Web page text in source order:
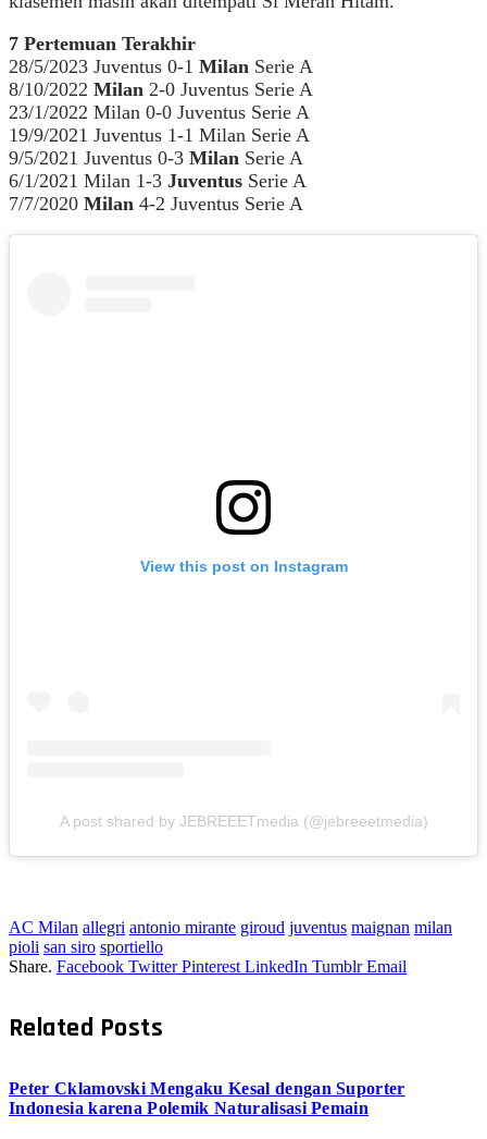
7 Pertemuan Terakhir
28/5/2023 Juventus 0-1 Milan Serie A
8/10/2022 Milan 2-0 Juventus Serie A
23/1/2022 Milan 0-0 Juventus Serie A
19/9/2021 Juventus 1-1 Milan Serie A
9/5/2021 Juventus 0-3 Milan Serie A
6/1/2021 Milan 1-3 Juventus Serie A
7/7/2020 Milan 4-2 Juventus Serie A
View this post on Instagram
A post shared by JEBREEETmedia (@jebreeetmedia)
AC Milan allegri antonio mirante giroud juventus maignan milan
pioli san siro sportiello
Share. Facebook Twitter Pinterest LinkedIn Tumblr Email
Related Posts
Peter Cklamovski Mengaku Kesal dengan Suporter
Indonesia karena Polemik Naturalisasi Pemain